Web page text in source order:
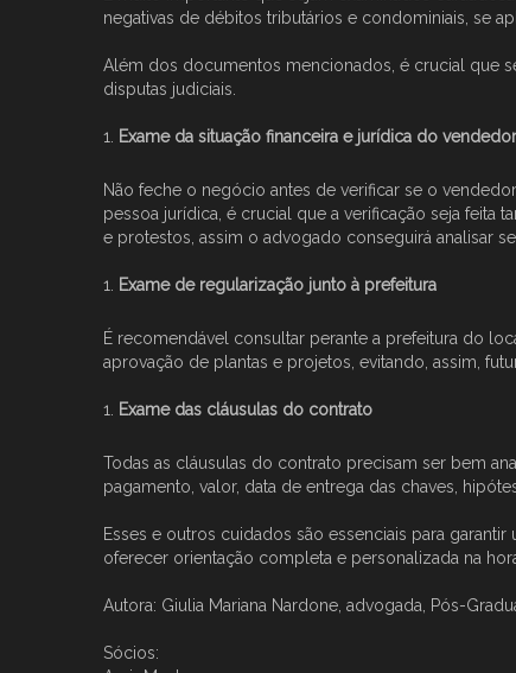
negativas de débitos tributários e condominiais, se
Além dos documentos mencionados, é crucial que
disputas judiciais.
Exame da situação financeira e jurídica do vendedor
Não feche o negócio antes de verificar se o
pessoa jurídica, é crucial que a verificação seja feita
e protestos, assim o advogado conseguirá analisar
Exame de regularização junto à prefeitura
É recomendável consultar perante a prefeitura do
aprovação de plantas e projetos, evitando, assim,
Exame das cláusulas do contrato
Todas as cláusulas do contrato precisam ser bem
pagamento, valor, data de entrega das chaves,
Esses e outros cuidados são essenciais para
oferecer orientação completa e personalizada na
Autora: Giulia Mariana Nardone, advogada, Pós-
Sócios: